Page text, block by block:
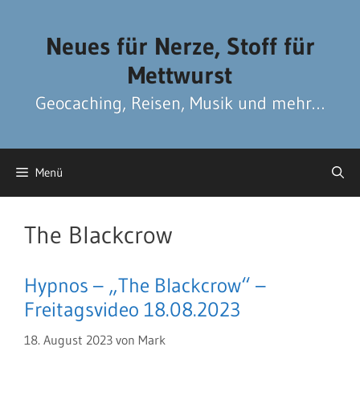
Neues für Nerze, Stoff für
Mettwurst
Geocaching, Reisen, Musik und mehr…
Menü
The Blackcrow
Hypnos – „The Blackcrow“ –
Freitagsvideo 18.08.2023
18. August 2023 von Mark